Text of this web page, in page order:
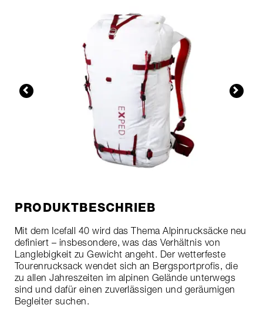
PRODUKTBESCHRIEB
Mit dem Icefall 40 wird das Thema Alpinrucksäcke neu
definiert – insbesondere, was das Verhältnis von
Langlebigkeit zu Gewicht angeht. Der wetterfeste
Tourenrucksack wendet sich an Bergsportprofis, die
zu allen Jahreszeiten im alpinen Gelände unterwegs
sind und dafür einen zuverlässigen und geräumigen
Begleiter suchen.